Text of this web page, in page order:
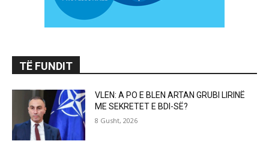
TË FUNDIT
VLEN: A PO E BLEN ARTAN GRUBI LIRINË
ME SEKRETET E BDI-SË?
8 Gusht, 2026